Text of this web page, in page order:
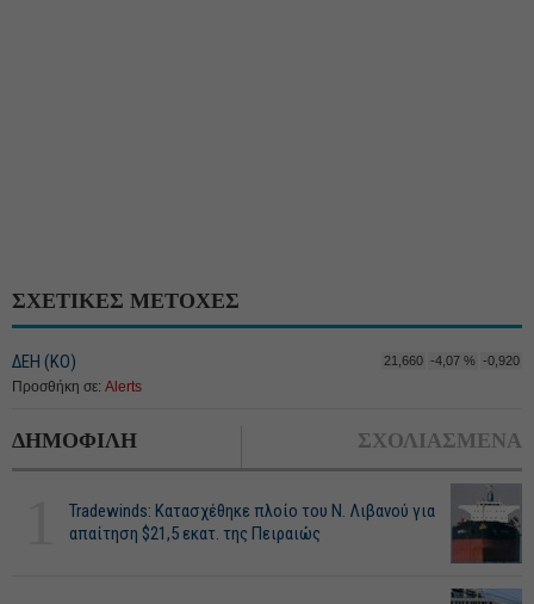
ΣΧΕΤΙΚΕΣ ΜΕΤΟΧΕΣ
ΔΕΗ (ΚΟ) 21,660 -4,07 % -0,920
Προσθήκη σε: Alerts
ΔΗΜΟΦΙΛΗ ΣΧΟΛΙΑΣΜΕΝΑ
Tradewinds: Κατασχέθηκε πλοίο του Ν. Λιβανού για
απαίτηση $21,5 εκατ. της Πειραιώς